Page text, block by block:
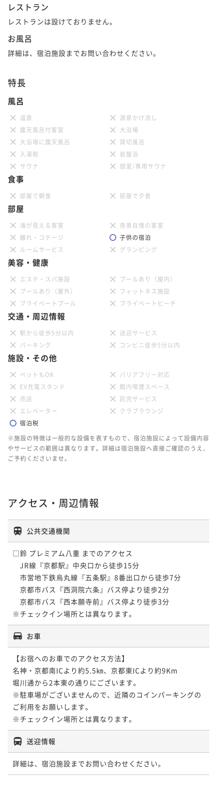
レストラン
レストランは設けておりません。
お風呂
詳細は、宿泊施設までお問い合わせください。
特長
風呂
温泉
源泉かけ流し
露天風呂付客室
大浴場
大浴場に露天風呂
貸切風呂
入湯税
岩盤浴
サウナ
個室/専用サウナ
食事
部屋で朝食 部屋で夕食
部屋
海が見える客室
夜景自慢の客室
離れ・コテージ
子供の宿泊
ルームサービス
グランピング
美容・健康
エステ・スパ施設
プールあり（屋内）
プールあり（屋外）
フィットネス施設
プライベートプール
プライベートビーチ
交通・周辺情報
駅から徒歩5分以内
送迎サービス
パーキング
コンビニ徒歩5分以内
施設・その他
ペットもOK
バリアフリー対応
EV充電スタンド
館内喫煙スペース
売店
託児サービス
エレベーター
クラブラウンジ
宿泊税
※施設の特徴は一般的な設備を表すもので、宿泊施設によって設備内容
やサービスの範囲は異なります。詳細は宿泊施設へ直接ご確認のうえ、
ご予約くださいませ。
アクセス・周辺情報
公共交通機関
□鈴 プレミアム八重 までのアクセス
JR線『京都駅』中央口から徒歩15分
市営地下鉄烏丸線『五条駅』8番出口から徒歩7分
京都市バス『西洞院六条』バス停より徒歩2分
京都市バス『西本願寺前』バス停より徒歩3分
※チェックイン場所とは異なります。
お車
【お宿へのお車でのアクセス方法】
名神・京都南ICより約5.5㎞、京都東ICより約9Km
堀川通から2本東の通りにございます。
※駐車場がございませんので、近隣のコインパーキングの
ご利用をお願いします。
※チェックイン場所とは異なります。
送迎情報
詳細は、宿泊施設までお問い合わせください。